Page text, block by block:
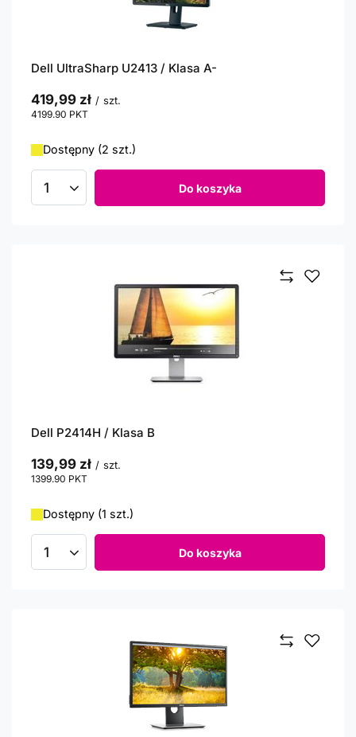
Dell UltraSharp U2413 / Klasa A-
419,99 zł / szt.
4199.90 PKT
Dostępny (2 szt.)
Ilość produktów Do koszyka
Dell P2414H / Klasa B
139,99 zł / szt.
1399.90 PKT
Dostępny (1 szt.)
Ilość produktów Do koszyka